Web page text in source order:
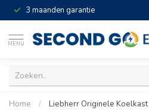
3 maanden garantie
MENU
Home / Liebherr Originele